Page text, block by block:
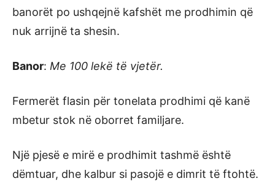
banorët po ushqejnë kafshët me prodhimin që
nuk arrijnë ta shesin.
Banor: Me 100 lekë të vjetër.
Fermerët flasin për tonelata prodhimi që kanë
mbetur stok në oborret familjare.
Një pjesë e mirë e prodhimit tashmë është
dëmtuar, dhe kalbur si pasojë e dimrit të ftohtë.